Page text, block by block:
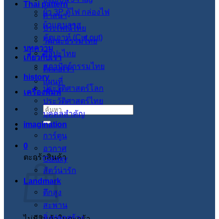
ผ้า 3P ตู้ไฟ กล่องไฟ
ผ้าแคนวาส
คัตเอาท์ (Cut out)
บทความ
เกี่ยวกับเรา
ติดต่อเรา
แผนที่
เครื่องพิมพ์
ค้นหา:
0
ตะกร้าสินค้า
Thai pattern
ศาสนา
ประเพณีไทย
วัฒนะธรรมไทย
ศิลปะไทย
สภาปัตย์กรรมไทย
history
ประวัติศาสตร์โลก
ประวัติศาสตร์ไทย
บุคคลสำคัญ
imagination
การ์ตูน
อวกาศ
Galaxy
สัตว์น่ารัก
Landmark
ตึกสูง
สะพาน